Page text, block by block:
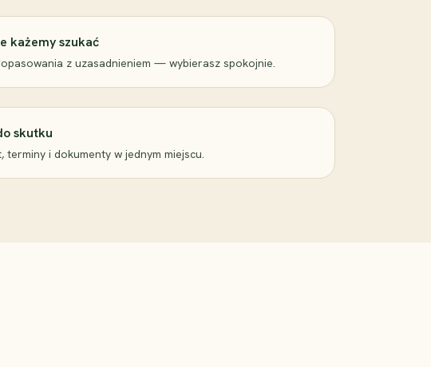
każemy szukać
z uzasadnieniem — wybierasz spokojnie.
skutku
terminy i dokumenty w jednym miejscu.